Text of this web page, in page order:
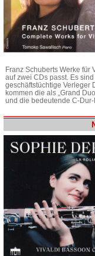
Franz Schuberts Werke
auf zwei CDs passt. Es
geschäftstüchtige Verleger
kommen die als „Grand
und die bedeutende C-